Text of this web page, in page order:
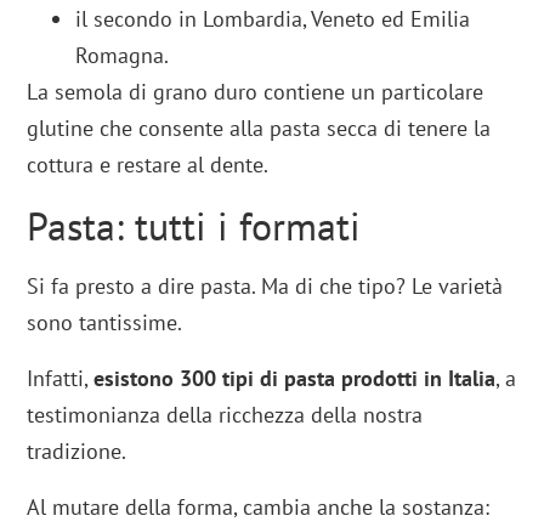
il secondo in Lombardia, Veneto ed Emilia
Romagna.
La semola di grano duro contiene un particolare
glutine che consente alla pasta secca di tenere la
cottura e restare al dente.
Pasta: tutti i formati
Si fa presto a dire pasta. Ma di che tipo? Le varietà
sono tantissime.
Infatti,esistono 300 tipi di pasta prodotti in Italia, a
testimonianza della ricchezza della nostra
tradizione.
Al mutare della forma, cambia anche la sostanza: